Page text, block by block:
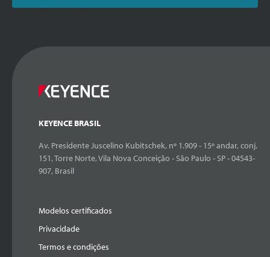
KEYENCE BRASIL
Av. Presidente Juscelino Kubitschek, nº 1.909 - 15º andar, conj.
151, Torre Norte, Vila Nova Conceição - São Paulo - SP - 04543-
907, Brasil
Modelos certificados
Privacidade
Termos e condições